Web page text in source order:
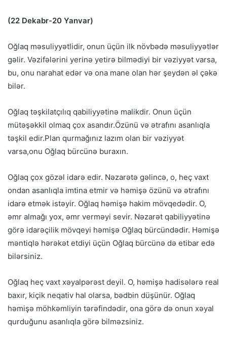
(22 Dekabr-20 Yanvar)
Oğlaq məsuliyyətlidir, onun üçün ilk növbədə məsuliyyətlər
gəlir. Vəzifələrini yerinə yetirə bilmədiyi bir vəziyyət varsa,
bu, onu narahat edər və ona mane olan hər şeydən əl çəkə
bilər.
Oğlaq təşkilatçılıq qabiliyyətinə malikdir. Onun üçün
mütəşəkkil olmaq çox asandır.Özünü və ətrafını asanlıqla
təşkil edir.Plan qurmağınız lazım olan bir vəziyyət
varsa,onu Oğlaq bürcünə buraxın.
Oğlaq çox gözəl idarə edir. Nəzarətə gəlincə, o, heç vaxt
ondan asanlıqla imtina etmir və həmişə özünü və ətrafını
idarə etmək istəyir. Oğlaq həmişə hakim mövqedədir. O,
əmr almağı yox, əmr verməyi sevir. Nəzarət qabiliyyətinə
görə idarəçilik mövqeyi həmişə Oğlaq bürcündədir. Həmişə
məntiqlə hərəkət etdiyi üçün Oğlaq bürcünə də etibar edə
bilərsiniz.
Oğlaq heç vaxt xəyalpərəst deyil. O, həmişə hadisələrə real
baxır, kiçik neqativ hal olarsa, bədbin düşünür. Oğlaq
həmişə möhkəmliyin tərəfindədir, ona görə də onun xəyal
qurduğunu asanlıqla görə bilməzsiniz.